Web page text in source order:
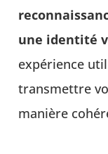
une identité
expérience
transmettre
manière